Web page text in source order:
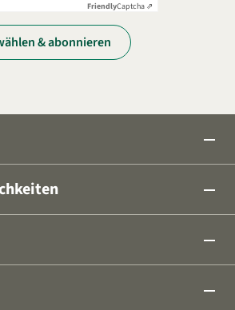
FriendlyCaptcha ⇗
& abonnieren
remove
remove
remove
remove